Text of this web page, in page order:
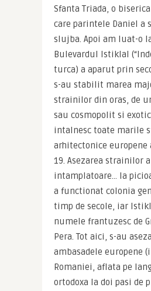
Sfanta Triada, o
care parintele Daniel a
slujba. Apoi am luat-o
Bulevardul Istiklal
turca) a aparut prin
s-au stabilit marea
strainilor din oras, de
sau cosmopolit si
intalnesc toate marile
arhitectonice europene
19. Asezarea strainilor
intamplatoare… la
a functionat colonia
timp de secole, iar
numele frantuzesc de
Pera. Tot aici, s-au
ambasadele europene
Romaniei, aflata pe
ortodoxa la doi pasi de